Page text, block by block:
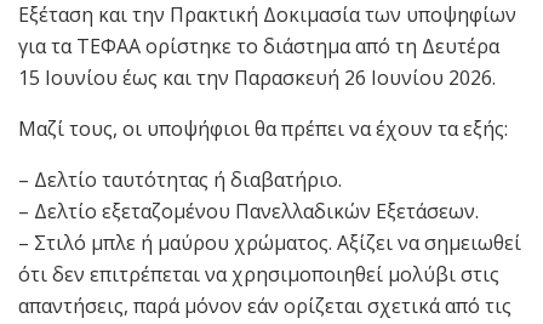
Εξέταση και την Πρακτική Δοκιμασία των υποψηφίων
για τα ΤΕΦΑΑ ορίστηκε το διάστημα από τη Δευτέρα
15 Ιουνίου έως και την Παρασκευή 26 Ιουνίου 2026.
Μαζί τους, οι υποψήφιοι θα πρέπει να έχουν τα εξής:
– Δελτίο ταυτότητας ή διαβατήριο.
– Δελτίο εξεταζομένου Πανελλαδικών Εξετάσεων.
– Στιλό μπλε ή μαύρου χρώματος. Αξίζει να σημειωθεί
ότι δεν επιτρέπεται να χρησιμοποιηθεί μολύβι στις
απαντήσεις, παρά μόνον εάν ορίζεται σχετικά από τις